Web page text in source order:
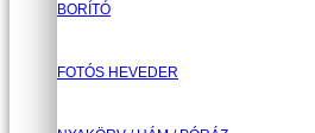
BORÍTÓ
FOTÓS HEVEDER